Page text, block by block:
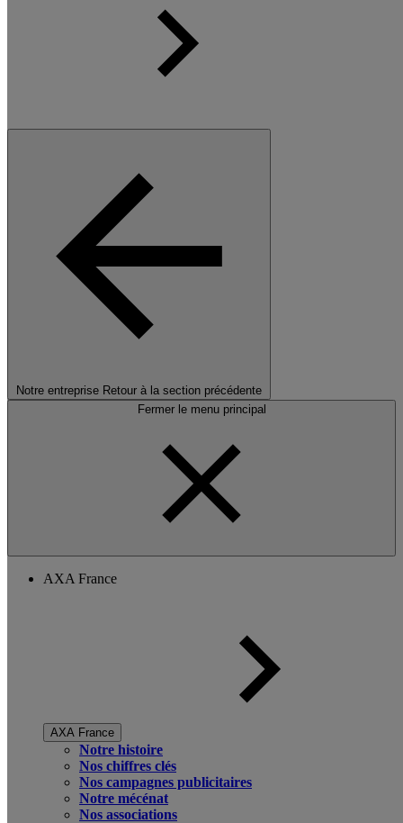
Notre entreprise Retour à la section précédente
Fermer le menu principal
AXA France
AXA France
Notre histoire
Nos chiffres clés
Nos campagnes publicitaires
Notre mécénat
Nos associations